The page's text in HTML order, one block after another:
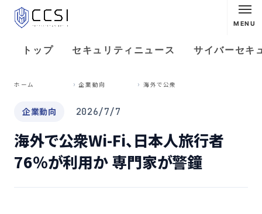
MENU
トップ セキュリティニュース サイバーセキ
ホーム 企業動向
企業動向 2026/7/7
海外で公衆Wi-Fi、日本人旅行者
76％が利用か 専門家が警鐘